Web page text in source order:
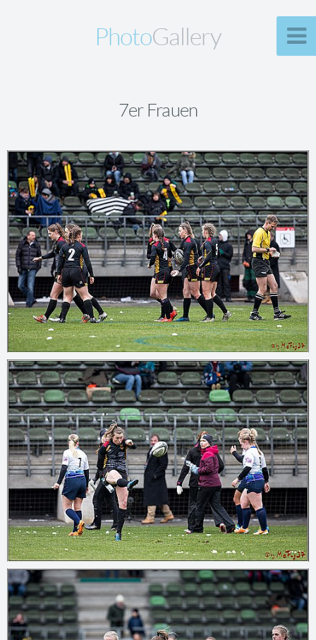
PhotoGallery
7er Frauen